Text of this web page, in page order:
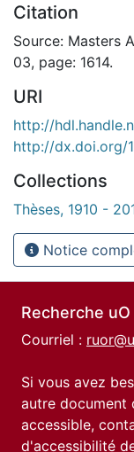
Citation
Source: Masters
03, page: 1614.
URI
http://
http://dx.doi.org/
Collections
Thèses, 1910 -
Notice
Recherche uO
Courriel :
Si vous avez
autre document
accessible,
d'accessibilité